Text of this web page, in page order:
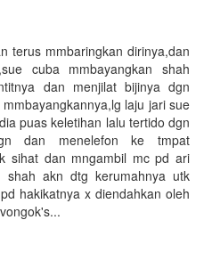
terus mmbaringkan dirinya,dan
cuba mmbayangkan shah
dan menjilat bijinya dgn
laju jari sue
puas keletihan lalu tertido dgn
dan menelefon ke tmpat
sihat dan mngambil mc pd ari
shah akn dtg kerumahnya utk
hakikatnya x diendahkan oleh